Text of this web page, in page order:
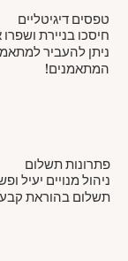
ניהול מנויים יעיל
תשלום בהוראת
פתרונות תשלום
חיסכו בניירת
ניתן להעביר
המתאמנים!
טפסים דיגיטליים